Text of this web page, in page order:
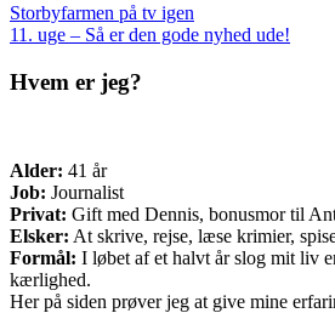
Indlæg
navigation
Storbyfarmen på tv igen
11. uge – Så er den gode nyhed ude!
Hvem er jeg?
Alder: 41 år
Job: Journalist
Privat: Gift med Dennis, bonusmor til
Elsker: At skrive, rejse, læse krimier,
Formål: I løbet af et halvt år slog mit liv
kærlighed.
Her på siden prøver jeg at give mine